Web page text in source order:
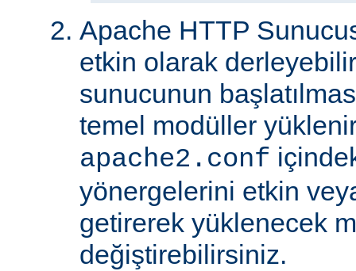
Apache HTTP
etkin olarak
sunucunun
temel modüller
apache2.conf
yönergelerini etkin
getirerek yüklenecek
değiştirebilirsiniz.